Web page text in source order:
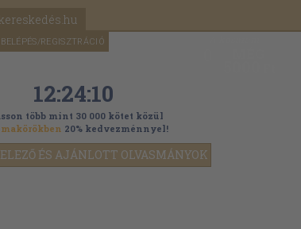
BELÉPÉS/REGISZTRÁCIÓ
ÉS AJÁNLOTT OLVASMÁNYOK
12:24:08
több mint 30 000 kötet közül
20% kedvezménnyel!